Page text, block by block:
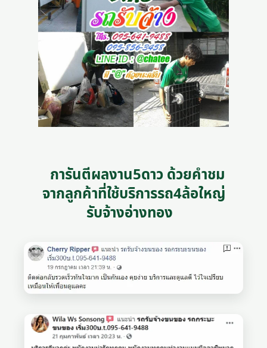
การันตีผลงาน5ดาว ด้วยคำชม
จากลูกค้าที่ใช้บริการรถ4ล้อใหญ่
รับจ้างอ่างทอง